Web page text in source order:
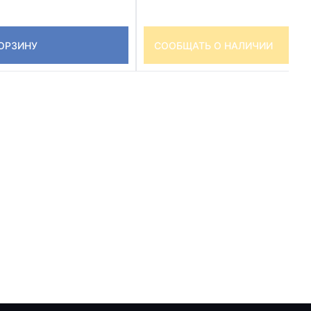
СООБЩАТЬ О НАЛИЧИИ